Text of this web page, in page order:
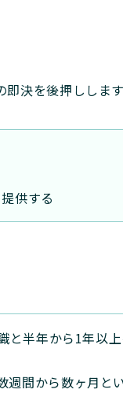
決を後押しします
供する
と半年から1年以
週間から数ヶ月と